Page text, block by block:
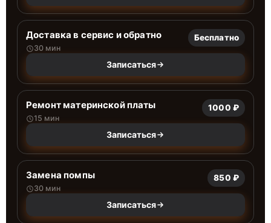
Доставка в сервис и обратно
30 мин
Бесплатно
Записаться
Ремонт материнской платы
15 мин
1000 ₽
Записаться
Замена помпы
30 мин
850 ₽
Записаться